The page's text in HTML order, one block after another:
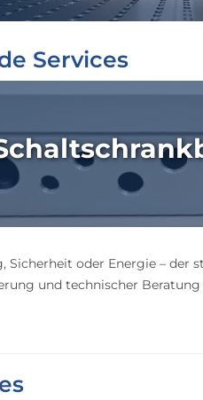
Services
Sicherheit oder Energie –
und technischer